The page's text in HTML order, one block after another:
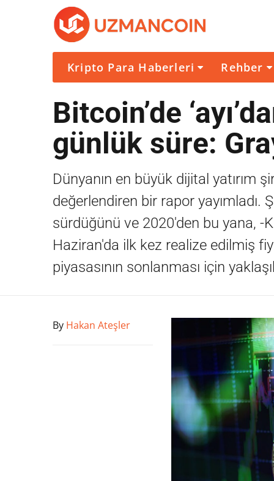
Kripto Para Haberleri Rehber
Bitcoin’de
günlük süre:
Dünyanın en büyük dijital yatırım
değerlendiren bir rapor yayımladı.
sürdüğünü ve 2020'den bu yana, -
Haziran'da ilk kez realize edilmiş
piyasasının sonlanması için
By Hakan Ateşler